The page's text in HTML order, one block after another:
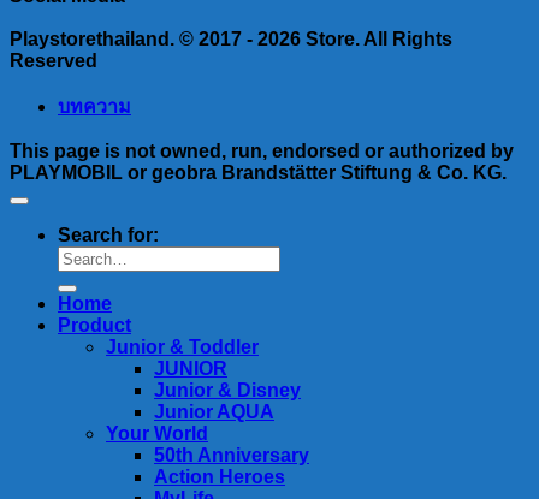
Playstorethailand. © 2017 - 2026 Store. All Rights
Reserved
บทความ
This page is not owned, run, endorsed or authorized by
PLAYMOBIL or geobra Brandstätter Stiftung & Co. KG.
Search for:
Home
Product
Junior & Toddler
JUNIOR
Junior & Disney
Junior AQUA
Your World
50th Anniversary
Action Heroes